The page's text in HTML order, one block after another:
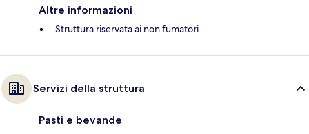
Altre informazioni
Struttura riservata ai non fumatori
Servizi della struttura
Pasti e bevande